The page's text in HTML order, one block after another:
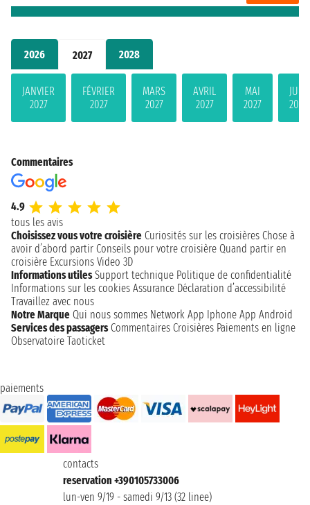
2026 2027 2028
JANVIER
2027
FÉVRIER
2027
MARS
2027
AVRIL
2027
MAI
2027
JUIN
2027
Commentaires
4.9
tous les avis
Choisissez vous votre croisière Curiosités sur les croisières Chose à
avoir d’abord partir Conseils pour votre croisière Quand partir en
croisière Excursions Video 3D
Informations utiles Support technique Politique de confidentialité
Informations sur les cookies Assurance Déclaration d’accessibilité
Travaillez avec nous
Notre Marque Qui nous sommes Network App Iphone App Android
Services des passagers Commentaires Croisières Paiements en ligne
Observatoire Taoticket
paiements
contacts
reservation +390105733006
lun-ven 9/19 - samedi 9/13 (32 linee)